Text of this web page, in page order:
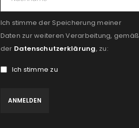
Ich stimme der Speicherung meiner
Daten zur weiteren Verarbeitung, gemäß
der Datenschutzerklärung, zu:
Ich stimme zu